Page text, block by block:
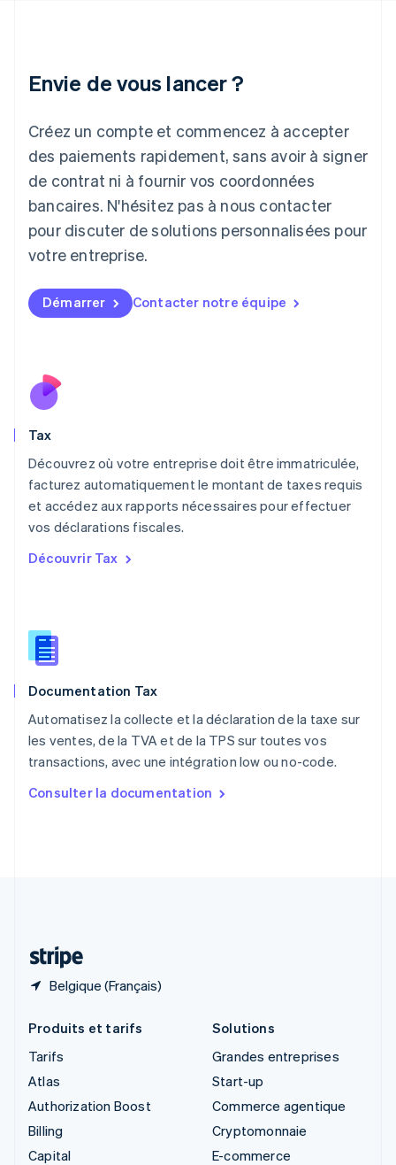
Envie de vous lancer ?
Créez un compte et commencez à accepter
des paiements rapidement, sans avoir à signer
de contrat ni à fournir vos coordonnées
bancaires. N'hésitez pas à nous contacter
pour discuter de solutions personnalisées pour
votre entreprise.
Démarrer Contacter notre équipe
Tax
Découvrez où votre entreprise doit être immatriculée,
facturez automatiquement le montant de taxes requis
et accédez aux rapports nécessaires pour effectuer
vos déclarations fiscales.
Découvrir Tax
Documentation Tax
Automatisez la collecte et la déclaration de la taxe sur
les ventes, de la TVA et de la TPS sur toutes vos
transactions, avec une intégration low ou no-code.
Consulter la documentation
Belgique (Français)
English
Italie
Japon
日本語
Lettonie
English
Liechtenstein
DeutschEnglish
English
FrançaisDeutschEnglish
Malaisie
Mexique
Español
Nouvelle-Zélande
Pays-Bas
NederlandsEnglish
Pologne
Portugal
République tchèque
English
English
Royaume-Uni
Singapour
English简体中文
English
Produits et tarifs
Tarifs
Atlas
Authorization Boost
Billing
Capital
Solutions
Grandes entreprises
Start-up
Commerce agentique
Cryptomonnaie
E-commerce